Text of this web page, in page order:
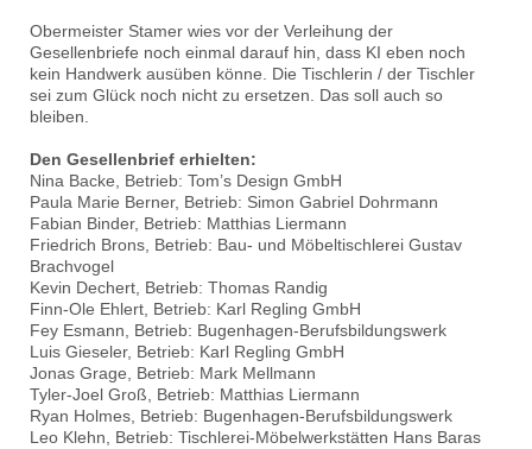
Obermeister Stamer wies vor der Verleihung der
Gesellenbriefe noch einmal darauf hin, dass KI eben noch
kein Handwerk ausüben könne. Die Tischlerin / der Tischler
sei zum Glück noch nicht zu ersetzen. Das soll auch so
bleiben.
Den Gesellenbrief erhielten:
Nina Backe, Betrieb: Tom’s Design GmbH
Paula Marie Berner, Betrieb: Simon Gabriel Dohrmann
Fabian Binder, Betrieb: Matthias Liermann
Friedrich Brons, Betrieb: Bau- und Möbeltischlerei Gustav
Brachvogel
Kevin Dechert, Betrieb: Thomas Randig
Finn-Ole Ehlert, Betrieb: Karl Regling GmbH
Fey Esmann, Betrieb: Bugenhagen-Berufsbildungswerk
Luis Gieseler, Betrieb: Karl Regling GmbH
Jonas Grage, Betrieb: Mark Mellmann
Tyler-Joel Groß, Betrieb: Matthias Liermann
Ryan Holmes, Betrieb: Bugenhagen-Berufsbildungswerk
Leo Klehn, Betrieb: Tischlerei-Möbelwerkstätten Hans Baras